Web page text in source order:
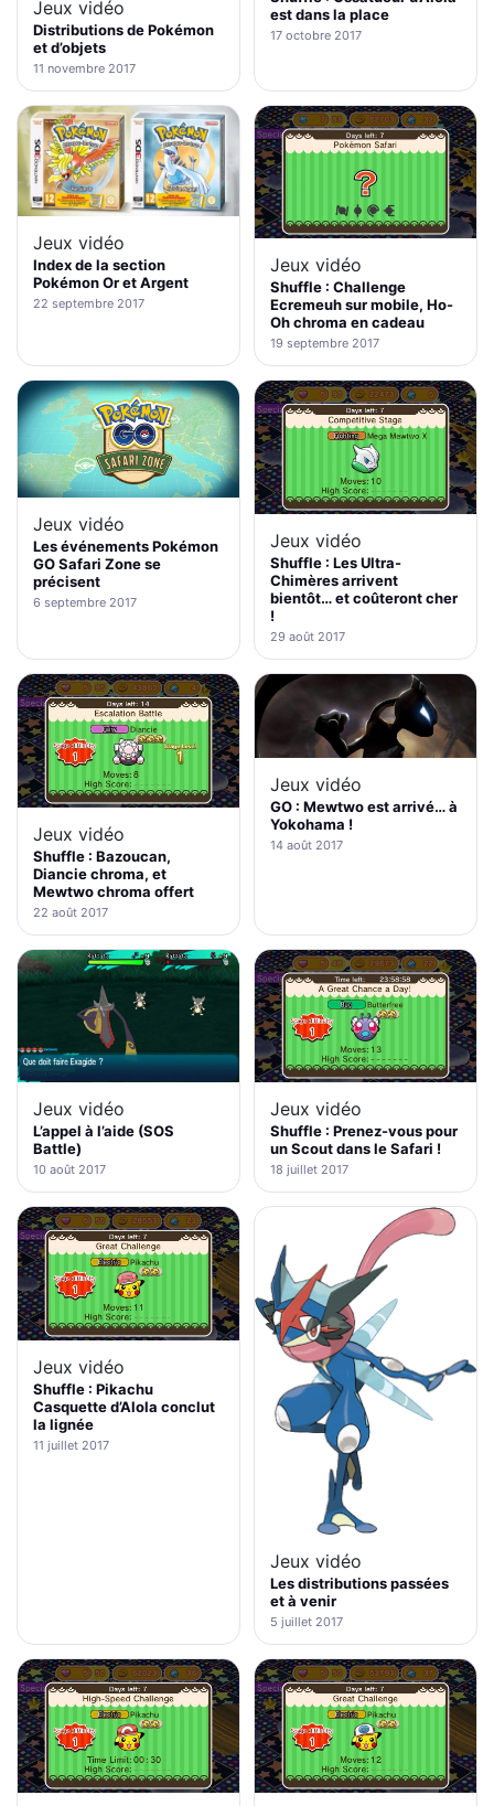
Jeux vidéo
Distributions de Pokémon
et d’objets
11 novembre 2017
est dans la place
17 octobre 2017
Jeux vidéo
Index de la section
Pokémon Or et Argent
22 septembre 2017
Jeux vidéo
Shuffle : Challenge
Ecremeuh sur mobile, Ho-
Oh chroma en cadeau
19 septembre 2017
Jeux vidéo
Les événements Pokémon
GO Safari Zone se
précisent
6 septembre 2017
Jeux vidéo
Shuffle : Les Ultra-
Chimères arrivent
bientôt… et coûteront cher
!
29 août 2017
Jeux vidéo
Shuffle : Bazoucan,
Diancie chroma, et
Mewtwo chroma offert
22 août 2017
Jeux vidéo
GO : Mewtwo est arrivé… à
Yokohama !
14 août 2017
Jeux vidéo
L’appel à l’aide (SOS
Battle)
10 août 2017
Jeux vidéo
Shuffle : Prenez-vous pour
un Scout dans le Safari !
18 juillet 2017
Jeux vidéo
Shuffle : Pikachu
Casquette d’Alola conclut
la lignée
11 juillet 2017
Jeux vidéo
Les distributions passées
et à venir
5 juillet 2017